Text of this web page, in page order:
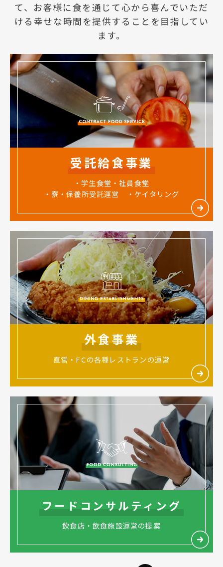
て、お客様に食を通じて心から喜んでいただ
ける幸せな時間を提供することを目指してい
ます。
受託給食事業
・学生食堂・社員食堂
・寮・保養所受託運営 ・ケイタリング
外食事業
直営・FCの各種レストランの運営
フードコンサルティング
飲食店・飲食施設運営の提案